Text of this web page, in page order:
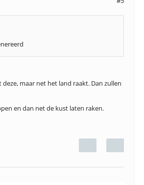
maar net het land raakt. Dan zullen
en dan net de kust laten raken.